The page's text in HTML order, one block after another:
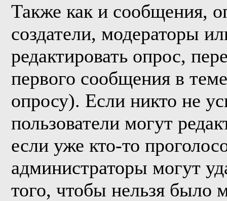
Также как и сообщения,
создатели, модераторы
редактировать опрос,
первого сообщения в
опросу). Если никто не
пользователи могут
если уже кто-то
администраторы могут
того, чтобы нельзя было